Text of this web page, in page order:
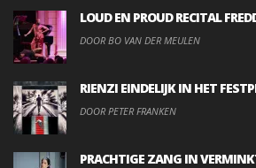
LOUD EN PROUD RECITAL
DOOR BO VAN DER MEULEN
RIENZI EINDELIJK IN HET
DOOR PETER FRANKEN
PRACHTIGE ZANG IN